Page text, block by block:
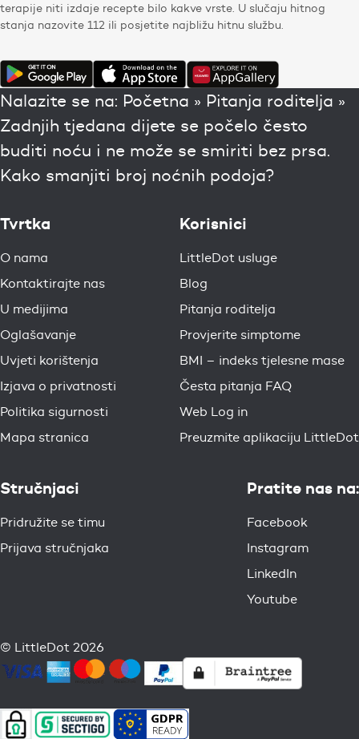
terapije niti izdaje recepte bilo kakve vrste. U slučaju hitnog
stanja nazovite 112 ili posjetite najbližu hitnu službu.
Nalazite se na: Početna » Pitanja roditelja »
Zadnjih tjedana dijete se počelo često
buditi noću i ne može se smiriti bez prsa.
Kako smanjiti broj noćnih podoja?
Tvrtka
O nama
Kontaktirajte nas
U medijima
Oglašavanje
Uvjeti korištenja
Izjava o privatnosti
Politika sigurnosti
Mapa stranica
Korisnici
LittleDot usluge
Blog
Pitanja roditelja
Provjerite simptome
BMI – indeks tjelesne mase
Česta pitanja FAQ
Web Log in
Preuzmite aplikaciju LittleDot
Stručnjaci
Pridružite se timu
Prijava stručnjaka
Pratite nas na:
Facebook
Instagram
LinkedIn
Youtube
© LittleDot 2026